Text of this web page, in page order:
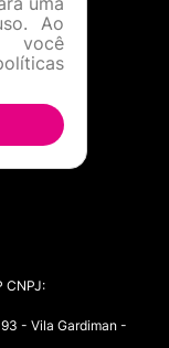
CNPJ:
- Vila Gardiman -
Ao
você